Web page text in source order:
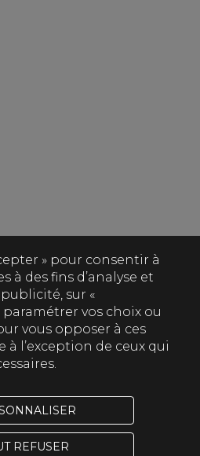
» pour consentir à
à des fins d’analyse et
sur «
vos choix ou
vous opposer à ces
l’exception de ceux qui
REFUSER